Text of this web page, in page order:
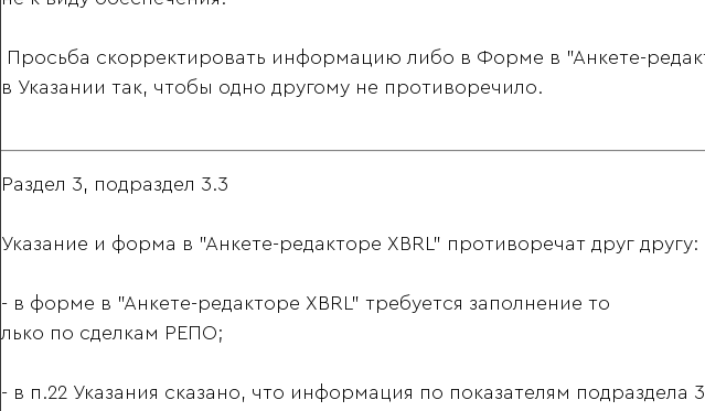
Просьба скорректировать информацию либо в Форме в "Анкете-
в Указании так, чтобы одно другому не противоречило.
Раздел 3, подраздел 3.3
Указание и форма в "Анкете-редакторе XBRL" противоречат друг другу:
- в форме в "Анкете-редакторе XBRL" требуется заполнение то
лько по сделкам РЕПО;
- в п.22 Указания сказано, что информация по показателям подраздела